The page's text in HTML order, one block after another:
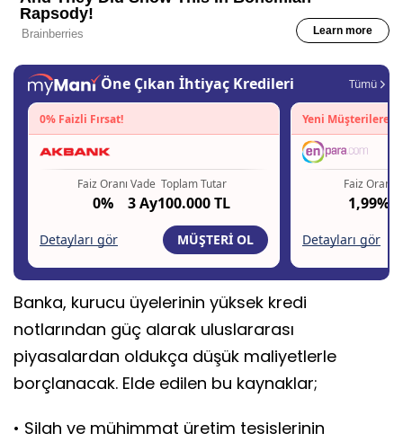
Banka, kurucu üyelerinin yüksek kredi
notlarından güç alarak uluslararası
piyasalardan oldukça düşük maliyetlerle
borçlanacak. Elde edilen bu kaynaklar;
• Silah ve mühimmat üretim tesislerinin